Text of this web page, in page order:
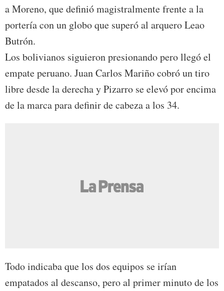
a Moreno, que definió magistralmente frente a la
portería con un globo que superó al arquero Leao
Butrón.
Los bolivianos siguieron presionando pero llegó el
empate peruano. Juan Carlos Mariño cobró un tiro
libre desde la derecha y Pizarro se elevó por encima
de la marca para definir de cabeza a los 34.
Todo indicaba que los dos equipos se irían
empatados al descanso, pero al primer minuto de los